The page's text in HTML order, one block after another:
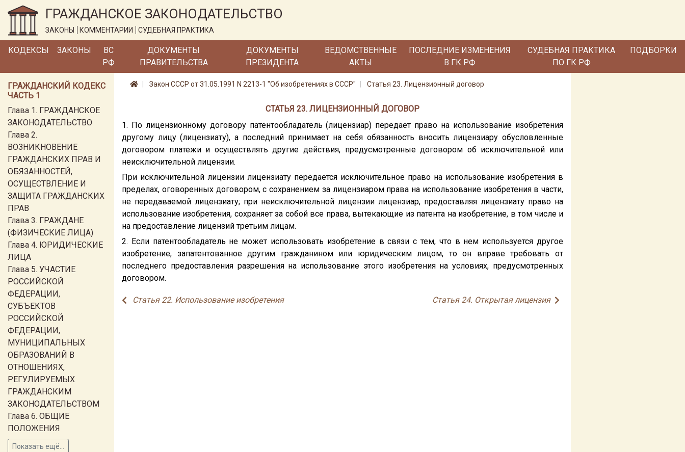
ГРАЖДАНСКОЕ ЗАКОНОДАТЕЛЬСТВО
ЗАКОНЫ КОММЕНТАРИИ СУДЕБНАЯ ПРАКТИКА
КОДЕКСЫ ЗАКОНЫ
ВС
РФ
ДОКУМЕНТЫ
ПРАВИТЕЛЬСТВА
ДОКУМЕНТЫ
ПРЕЗИДЕНТА
ВЕДОМСТВЕННЫЕ
АКТЫ
ПОСЛЕДНИЕ ИЗМЕНЕНИЯ
В ГК РФ
СУДЕБНАЯ ПРАКТИКА
ПО ГК РФ
ПОДБОРКИ
ГРАЖДАНСКИЙ КОДЕКС
ЧАСТЬ 1
Глава 1. ГРАЖДАНСКОЕ
ЗАКОНОДАТЕЛЬСТВО
Глава 2.
ВОЗНИКНОВЕНИЕ
ГРАЖДАНСКИХ ПРАВ И
ОБЯЗАННОСТЕЙ,
ОСУЩЕСТВЛЕНИЕ И
ЗАЩИТА ГРАЖДАНСКИХ
ПРАВ
Глава 3. ГРАЖДАНЕ
(ФИЗИЧЕСКИЕ ЛИЦА)
Глава 4. ЮРИДИЧЕСКИЕ
ЛИЦА
Глава 5. УЧАСТИЕ
РОССИЙСКОЙ
ФЕДЕРАЦИИ,
СУБЪЕКТОВ
РОССИЙСКОЙ
ФЕДЕРАЦИИ,
МУНИЦИПАЛЬНЫХ
ОБРАЗОВАНИЙ В
ОТНОШЕНИЯХ,
РЕГУЛИРУЕМЫХ
ГРАЖДАНСКИМ
ЗАКОНОДАТЕЛЬСТВОМ
Глава 6. ОБЩИЕ
ПОЛОЖЕНИЯ
Показать ещё...
Закон СССР от 31.05.1991 N 2213-1 "Об изобретениях в СССР" Статья 23. Лицензионный договор
СТАТЬЯ 23. ЛИЦЕНЗИОННЫЙ ДОГОВОР
1. По лицензионному договору патентообладатель (лицензиар) передает право на использование изобретения
другому лицу (лицензиату), а последний принимает на себя обязанность вносить лицензиару обусловленные
договором платежи и осуществлять другие действия, предусмотренные договором об исключительной или
неисключительной лицензии.
При исключительной лицензии лицензиату передается исключительное право на использование изобретения в
пределах, оговоренных договором, с сохранением за лицензиаром права на использование изобретения в части,
не передаваемой лицензиату; при неисключительной лицензии лицензиар, предоставляя лицензиату право на
использование изобретения, сохраняет за собой все права, вытекающие из патента на изобретение, в том числе и
на предоставление лицензий третьим лицам.
2. Если патентообладатель не может использовать изобретение в связи с тем, что в нем используется другое
изобретение, запатентованное другим гражданином или юридическим лицом, то он вправе требовать от
последнего предоставления разрешения на использование этого изобретения на условиях, предусмотренных
договором.
Статья 22. Использование изобретения Статья 24. Открытая лицензия